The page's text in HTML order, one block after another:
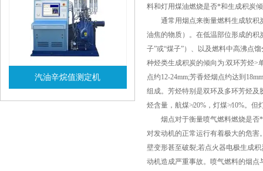
汽油辛烷值测定机
查看详情
料和灯用煤油燃烧是否*和生成积炭
通常用烟点来衡量燃料生成软积炭
油焦的物质）。在低温部位形成的积
子”或“煤子”）、以及燃料中高沸点
种烃类生成积炭的倾向为:双环芳烃>
点约12-24mm;芳香烃烟点约达到
组成。芳烃特别是双环及多环芳烃及
烃含量，航煤≯20%，灯煤≯10%。
烟点对于衡量喷气燃料燃烧是否*
对发动机的正常运行有着极大的危
壁变形甚至破裂;若点火器电极生成
动机造成严重事故。喷气燃料的烟点